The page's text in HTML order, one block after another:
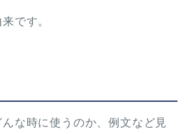
です。
な時に使うのか、例文など見